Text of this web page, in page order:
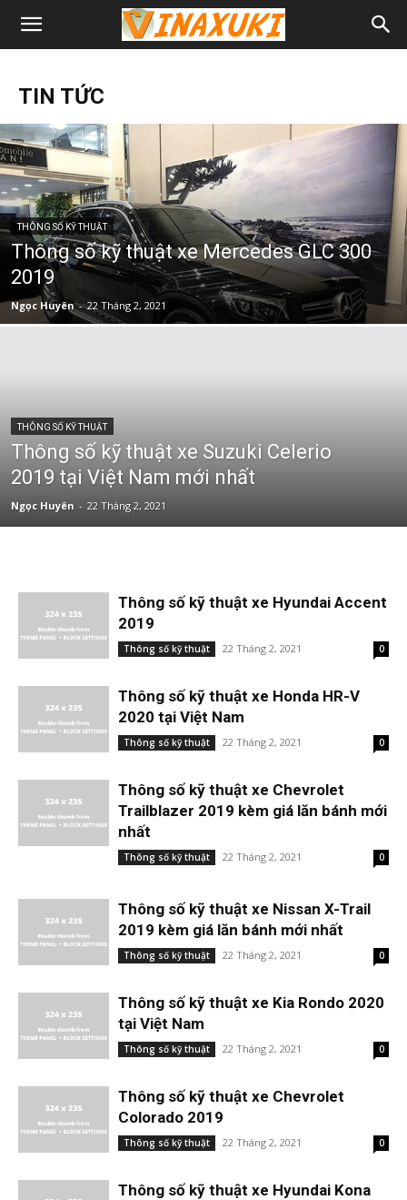
TIN TỨC
THÔNG SỐ KỸ THUẬT
Thông số kỹ thuật xe Mercedes GLC 300
2019
Ngọc Huyên - 22 Tháng 2, 2021
THÔNG SỐ KỸ THUẬT
Thông số kỹ thuật xe Suzuki Celerio
2019 tại Việt Nam mới nhất
Ngọc Huyên - 22 Tháng 2, 2021
Thông số kỹ thuật xe Hyundai Accent
2019
Thông số kỹ thuật 22 Tháng 2, 2021 0
Thông số kỹ thuật xe Honda HR-V
2020 tại Việt Nam
Thông số kỹ thuật 22 Tháng 2, 2021 0
Thông số kỹ thuật xe Chevrolet
Trailblazer 2019 kèm giá lăn bánh mới
nhất
Thông số kỹ thuật 22 Tháng 2, 2021 0
Thông số kỹ thuật xe Nissan X-Trail
2019 kèm giá lăn bánh mới nhất
Thông số kỹ thuật 22 Tháng 2, 2021 0
Thông số kỹ thuật xe Kia Rondo 2020
tại Việt Nam
Thông số kỹ thuật 22 Tháng 2, 2021 0
Thông số kỹ thuật xe Chevrolet
Colorado 2019
Thông số kỹ thuật 22 Tháng 2, 2021 0
Thông số kỹ thuật xe Hyundai Kona